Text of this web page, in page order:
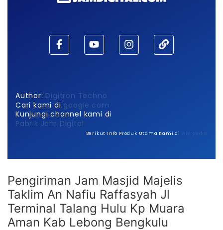
Author: Digitron Techno
Cari kami di google.com
Kunjungi channel kami di
Pabrik Jam Digital
Berikut Info Produk Utama Kami di wikipedia
Pengiriman Jam Masjid Majelis
Taklim An Nafiu Raffasyah Jl
Terminal Talang Hulu Kp Muara
Aman Kab Lebong Bengkulu